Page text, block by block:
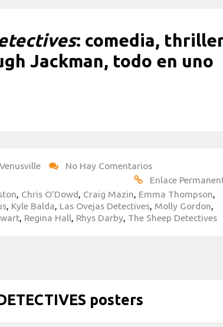
: comedia,
Jackman, todo en uno
No Hay Comentarios
Enlace
, Chris O'Dowd, Craig Mazin, Emma Thompson,
, Kyle Balda, Las Ovejas Detectives, Molly Gordon,
, Regina Hall, Rhys Darby, The Sheep Detectives
posters